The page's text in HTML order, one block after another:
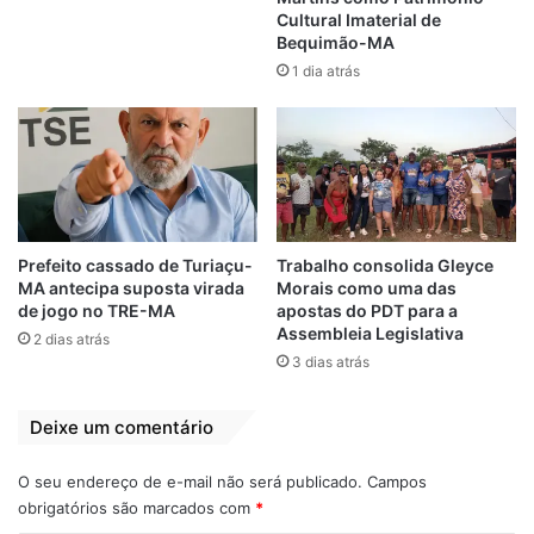
Folha do Maranhão
Relacionado
Governador Carlos
Brandão, manda,
Assembleia cumpre
e os deputados
votam
28 de fevereiro de 2024
Em "MARANHÃO"
PCdoB pede ao
STF afastamento e
nulidade da
nomeação de
Daniel Brandão do
TCE-MA
10 de novembro de 2025
Em "PINHEIRO-MA"
Flávio Costa para o
TCE-MA
Em "LEGISLATIVO"
Cultural Imaterial de
Bequimão-MA
1 dia atrás
Prefeito cassado de Turiaçu-
MA antecipa suposta virada
de jogo no TRE-MA
2 dias atrás
Trabalho consolida Gleyce
Morais como uma das
apostas do PDT para a
Assembleia Legislativa
3 dias atrás
Deixe um comentário
O seu endereço de e-mail não será publicado. Campos
obrigatórios são marcados com *